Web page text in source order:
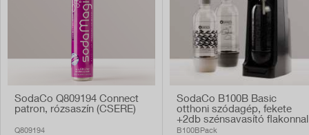
SodaCo Q809194 Connect
patron, rózsaszín (CSERE)
Q809194
SodaCo B100B Basic
otthoni szódagép, fekete
+2db szénsavasító flakonnal
B100BPack